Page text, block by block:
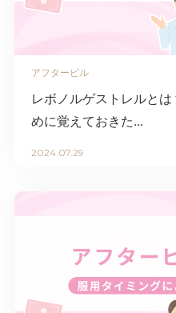
アフターピル
レボノルゲストレルと
めに覚えておきた...
2024.07.29